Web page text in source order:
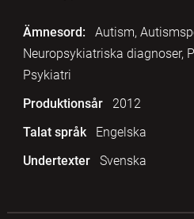
Ämnesord:
Autism,
Neuropsykiatriska diagnoser,
Psykiatri
Produktionsår
2012
Talat språk
Engelska
Undertexter
Svenska